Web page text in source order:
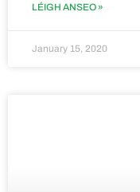
LÉIGH ANSEO »
January 15, 2020